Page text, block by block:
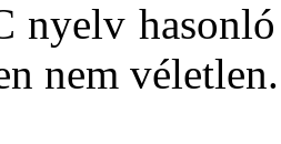
nyelv
nem véletlen.